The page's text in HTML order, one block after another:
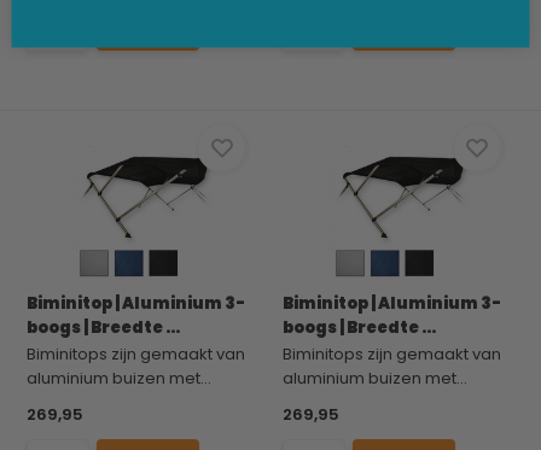
Biminitop | Aluminium 3-
boogs | Breedte ...
Biminitops zijn gemaakt van
aluminium buizen met...
269,95
Biminitop | Aluminium 3-
boogs | Breedte ...
Biminitops zijn gemaakt van
aluminium buizen met...
269,95